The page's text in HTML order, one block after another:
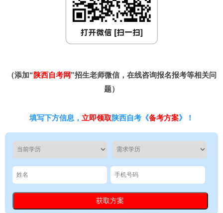
（添加“陕西自考网”招生老师微信，在线咨询报名报考等相关问
题）
填写下方信息， 立即领取陕西自考《备考方案》！